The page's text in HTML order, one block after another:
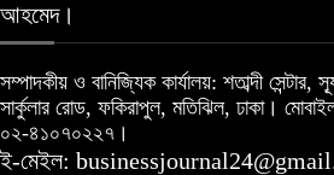
আহমেদ।
সম্পাদকীয় ও বানিজ্যিক কার্যালয়: শতাব্দী
সার্কুলার রোড, ফকিরাপুল, মতিঝিল, ঢাকা।
০২-৪১০৭০২২৭।
ই-মেইল: